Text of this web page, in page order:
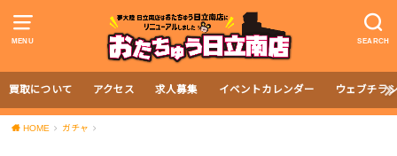
MENU SEARCH
買取について アクセス 求人募集 イベントカレンダー ウェブチラ
HOME ガチャ